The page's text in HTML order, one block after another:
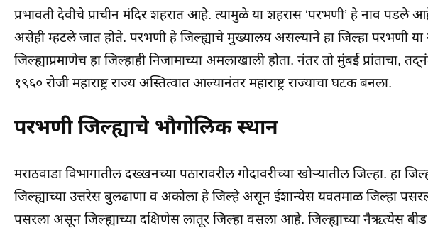
प्रभावती देवीचे प्राचीन मंदिर शहरात आहे. त्यामुळे या शहरास ‘परभणी’ हे नाव पडले
असेही म्हटले जात होते. परभणी हे जिल्ह्याचे मुख्यालय असल्याने हा जिल्हा परभणी
जिल्ह्याप्रमाणेच हा जिल्हाही निजामाच्या अमलाखाली होता. नंतर तो मुंबई प्रांताचा,
१९६० रोजी महाराष्ट्र राज्य अस्तित्वात आल्यानंतर महाराष्ट्र राज्याचा घटक बनला.
परभणी जिल्ह्याचे भौगोलिक स्थान
मराठवाडा विभागातील दख्खनच्या पठारावरील गोदावरीच्या खोऱ्यातील जिल्हा. हा
जिल्ह्याच्या उत्तरेस बुलढाणा व अकोला हे जिल्हे असून ईशान्येस यवतमाळ जिल्हा
पसरला असून जिल्ह्याच्या दक्षिणेस लातूर जिल्हा वसला आहे. जिल्ह्याच्या नैऋत्येस